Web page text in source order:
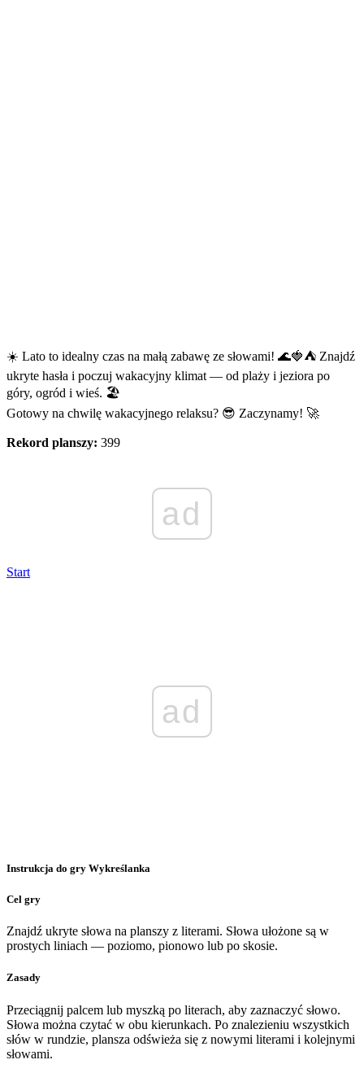
☀️ Lato to idealny czas na małą zabawę ze słowami! 🌊🍓⛺ Znajdź
ukryte hasła i poczuj wakacyjny klimat — od plaży i jeziora po
góry, ogród i wieś. 🏖️
Gotowy na chwilę wakacyjnego relaksu? 😎 Zaczynamy! 🚀
Rekord planszy: 399
ad
Start
ad
Instrukcja do gry Wykreślanka
Cel gry
Znajdź ukryte słowa na planszy z literami. Słowa ułożone są w
prostych liniach — poziomo, pionowo lub po skosie.
Zasady
Przeciągnij palcem lub myszką po literach, aby zaznaczyć słowo.
Słowa można czytać w obu kierunkach. Po znalezieniu wszystkich
słów w rundzie, plansza odświeża się z nowymi literami i kolejnymi
słowami.